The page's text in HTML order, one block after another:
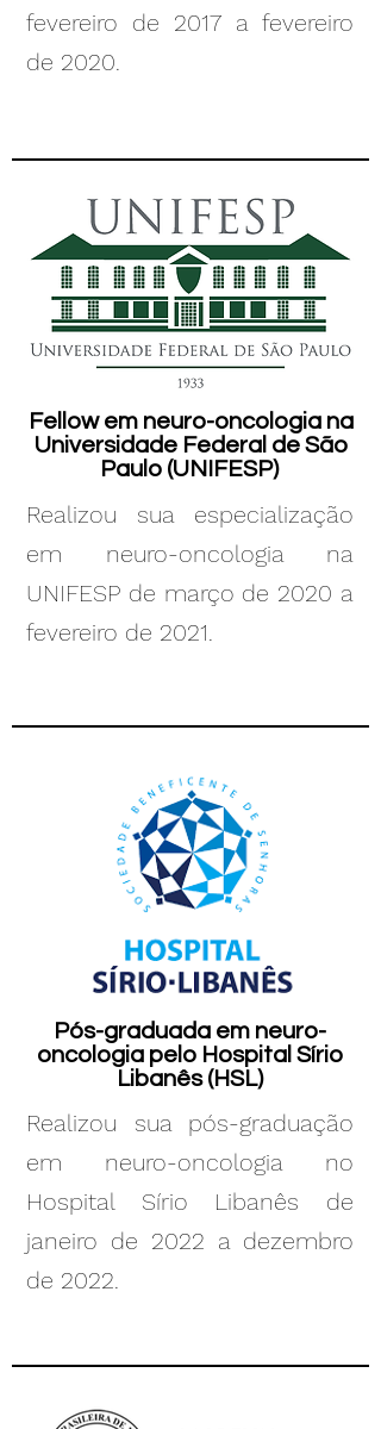
fevereiro de 2017 a fevereiro
de 2020.
Fellow em neuro-oncologia na
Universidade Federal de São
Paulo (UNIFESP)
Realizou sua especialização
em neuro-oncologia na
UNIFESP de março de 2020 a
fevereiro de 2021.
Pós-graduada em neuro-
oncologia pelo Hospital Sírio
Libanês (HSL)
Realizou sua pós-graduação
em neuro-oncologia no
Hospital Sírio Libanês de
janeiro de 2022 a dezembro
de 2022.